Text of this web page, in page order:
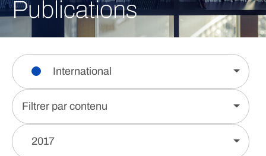
Publications
International
Filtrer par contenu
2017